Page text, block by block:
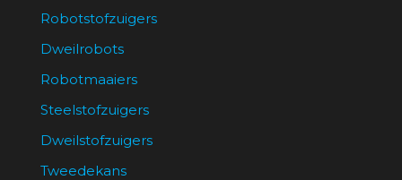
Robotstofzuigers
Dweilrobots
Robotmaaiers
Steelstofzuigers
Dweilstofzuigers
Tweedekans